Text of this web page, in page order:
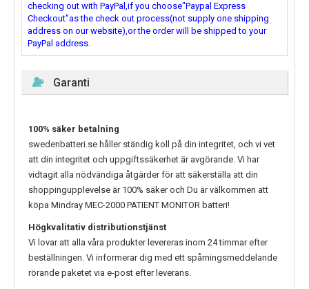
checking out with PayPal,if you choose"Paypal Express
Checkout"as the check out process(not supply one shipping
address on our website),or the order will be shipped to your
PayPal address.
Garanti
100% säker betalning
swedenbatteri.se håller ständig koll på din integritet, och vi vet
att din integritet och uppgiftssäkerhet är avgörande. Vi har
vidtagit alla nödvändiga åtgärder för att säkerställa att din
shoppingupplevelse är 100% säker och Du är välkommen att
köpa Mindray MEC-2000 PATIENT MONITOR batteri!
Högkvalitativ distributionstjänst
Vi lovar att alla våra produkter levereras inom 24 timmar efter
beställningen. Vi informerar dig med ett spårningsmeddelande
rörande paketet via e-post efter leverans.